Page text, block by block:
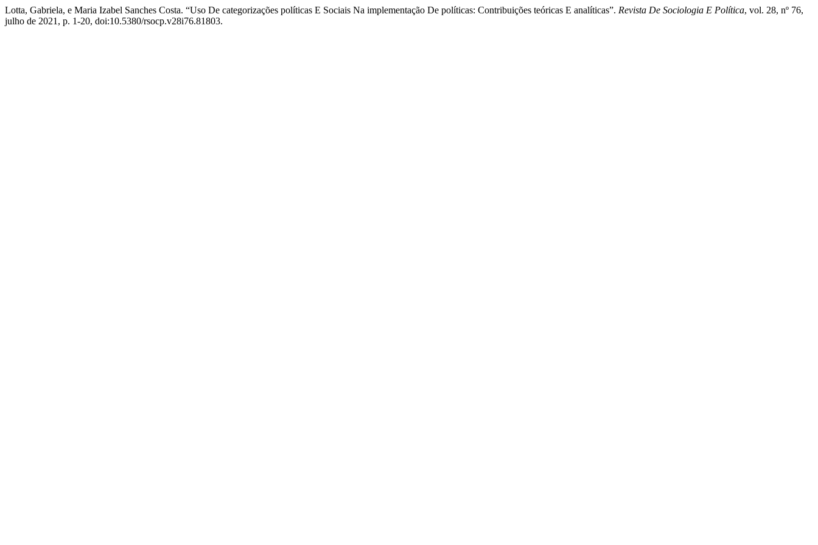
Lotta, Gabriela, e Maria Izabel Sanches Costa. “Uso De categorizações políticas E Sociais Na implementação De políticas: Contribuições teóricas E analíticas”. Revista De Sociologia E Política, vol. 28, nº 76,
julho de 2021, p. 1-20, doi:10.5380/rsocp.v28i76.81803.